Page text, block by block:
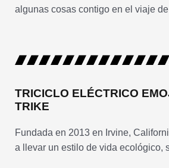
algunas cosas contigo en el viaje
TRICICLO ELÉCTRICO
TRIKE
Fundada en 2013 en Irvine,
a llevar un estilo de vida ecológico,